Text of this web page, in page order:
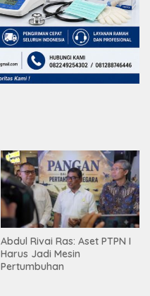
Abdul Rivai Ras: Aset PTPN I
Harus Jadi Mesin
Pertumbuhan